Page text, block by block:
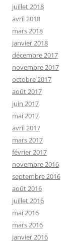
juillet 2018
avril 2018
mars 2018
janvier 2018
décembre 2017
novembre 2017
octobre 2017
août 2017
juin 2017
mai 2017
avril 2017
mars 2017
février 2017
novembre 2016
septembre 2016
août 2016
juillet 2016
mai 2016
mars 2016
janvier 2016